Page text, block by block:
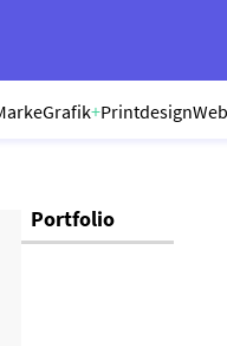
Grafik+PrintdesignWeb
Portfolio